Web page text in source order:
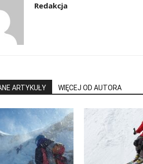
Redakcja
ARTYKUŁY WIĘCEJ OD AUTORA